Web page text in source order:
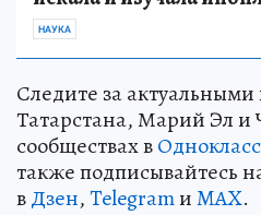
НАУКА
Следите за
Татарстана, Марий Эл
сообществах в
также подписывайтесь
вДзен,TelegramиMAX.